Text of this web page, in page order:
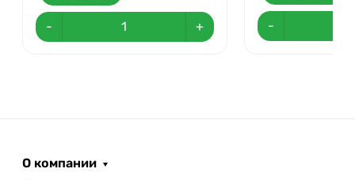
- + -
О компании